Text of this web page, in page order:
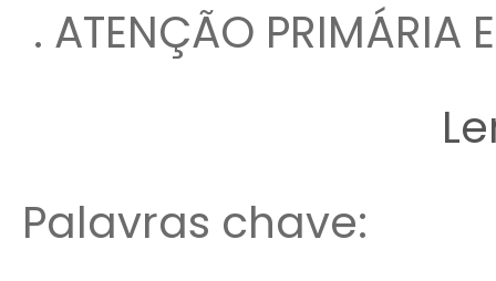
. ATENÇÃO PRIMÁRIA
Palavras chave: